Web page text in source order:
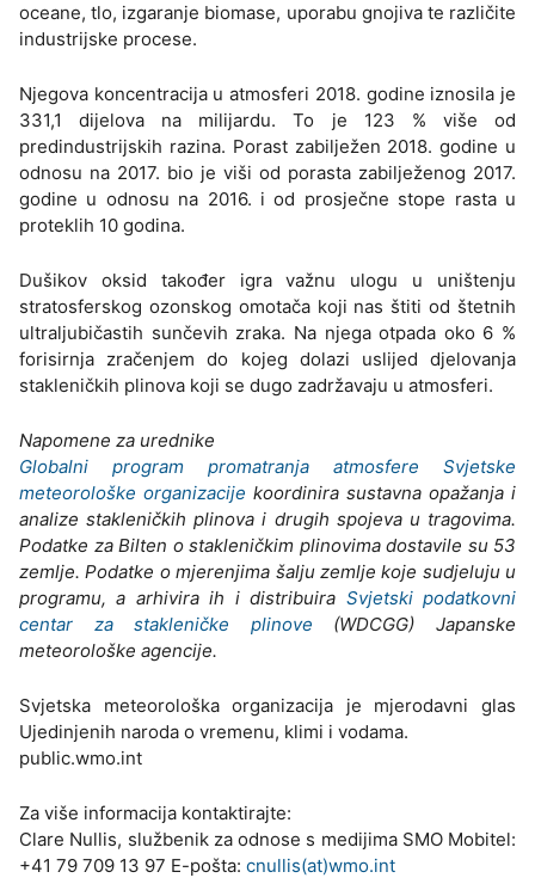
oceane, tlo, izgaranje biomase, uporabu gnojiva te različite
industrijske procese.
Njegova koncentracija u atmosferi 2018. godine iznosila je
331,1 dijelova na milijardu. To je 123 % više od
predindustrijskih razina. Porast zabilježen 2018. godine u
odnosu na 2017. bio je viši od porasta zabilježenog 2017.
godine u odnosu na 2016. i od prosječne stope rasta u
proteklih 10 godina.
Dušikov oksid također igra važnu ulogu u uništenju
stratosferskog ozonskog omotača koji nas štiti od štetnih
ultraljubičastih sunčevih zraka. Na njega otpada oko 6 %
forisirnja zračenjem do kojeg dolazi uslijed djelovanja
stakleničkih plinova koji se dugo zadržavaju u atmosferi.
Napomene za urednike
Globalni program promatranja atmosfere Svjetske
meteorološke organizacije koordinira sustavna opažanja i
analize stakleničkih plinova i drugih spojeva u tragovima.
Podatke za Bilten o stakleničkim plinovima dostavile su 53
zemlje. Podatke o mjerenjima šalju zemlje koje sudjeluju u
programu, a arhivira ih i distribuira Svjetski podatkovni
centar za stakleničke plinove (WDCGG) Japanske
meteorološke agencije.
Svjetska meteorološka organizacija je mjerodavni glas
Ujedinjenih naroda o vremenu, klimi i vodama.
public.wmo.int
Za više informacija kontaktirajte:
Clare Nullis, službenik za odnose s medijima SMO Mobitel:
+41 79 709 13 97 E-pošta: cnullis(at)wmo.int